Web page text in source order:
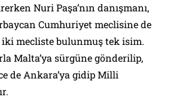
Nuri Paşa’nın danışmanı,
Cumhuriyet meclisine de
iki mecliste bulunmuş tek isim.
Malta’ya sürgüne gönderilip,
de Ankara’ya gidip Milli